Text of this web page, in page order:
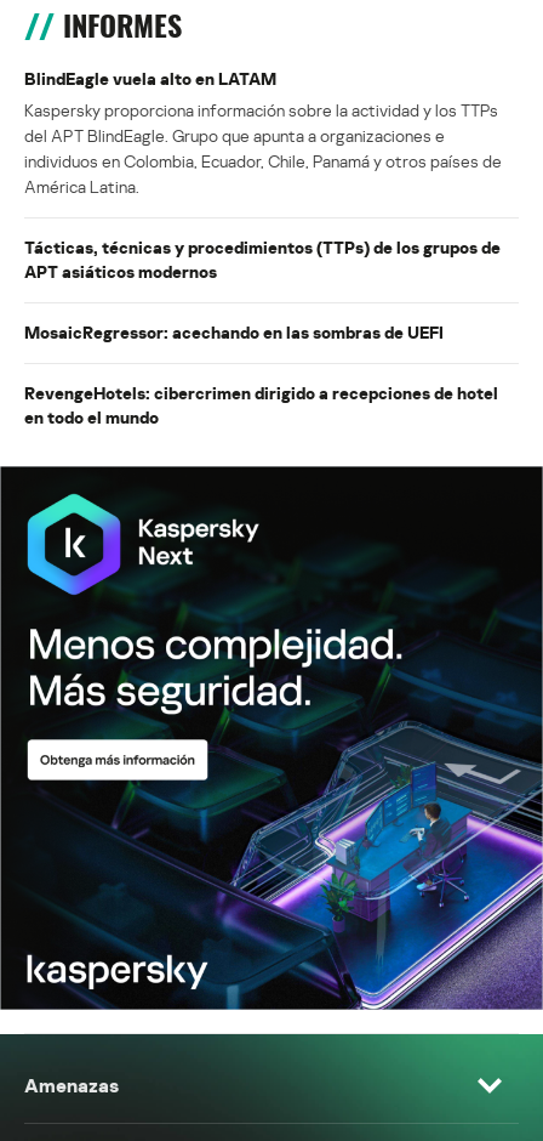
INFORMES
BlindEagle vuela alto en LATAM
Kaspersky proporciona información sobre la actividad y los TTPs
del APT BlindEagle. Grupo que apunta a organizaciones e
individuos en Colombia, Ecuador, Chile, Panamá y otros países de
América Latina.
Tácticas, técnicas y procedimientos (TTPs) de los grupos de
APT asiáticos modernos
MosaicRegressor: acechando en las sombras de UEFI
RevengeHotels: cibercrimen dirigido a recepciones de hotel
en todo el mundo
Amenazas